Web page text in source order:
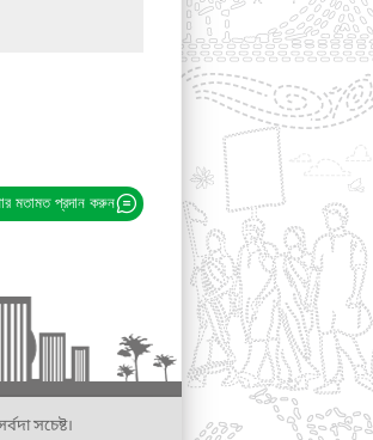
মতামত প্রদান করুন
সচেষ্ট।